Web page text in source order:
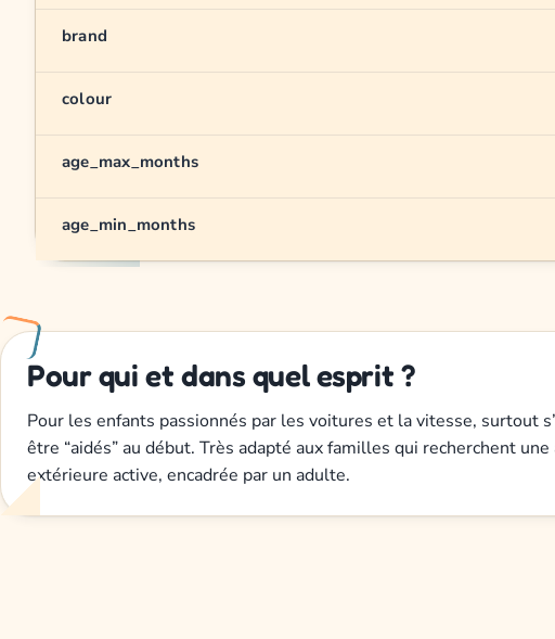
brand
colour
age_max_months
age_min_months
Pour qui et dans quel esprit ?
Pour les enfants passionnés par les voitures et la vitesse, surtout
être “aidés” au début. Très adapté aux familles qui recherchent
extérieure active, encadrée par un adulte.